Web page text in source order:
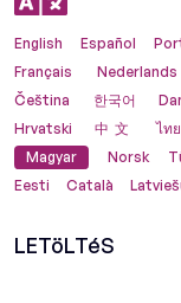
English Español
Français
Nederlands
Čeština
한국어
Hrvatski
中文 ไทย
Magyar
Norsk
Eesti
Català
LETöLTéS